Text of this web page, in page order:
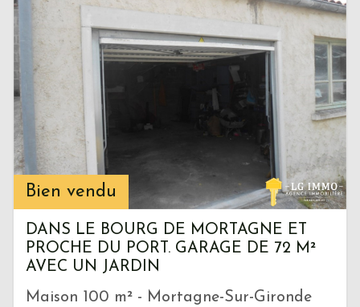
Bien vendu
DANS LE BOURG DE MORTAGNE ET
PROCHE DU PORT. GARAGE DE 72 M²
AVEC UN JARDIN
Maison 100 m² - Mortagne-Sur-Gironde